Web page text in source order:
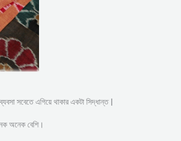
সবেতে এগিয়ে থাকার একটা সিদ্ধান্ত |
অনেক বেশি।